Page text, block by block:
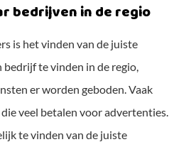
bedrijven in de regio
is het vinden van de juiste
bedrijf te vinden in de regio,
er worden geboden. Vaak
veel betalen voor advertenties.
te vinden van de juiste